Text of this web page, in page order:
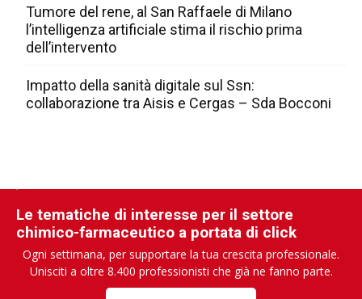
Tumore del rene, al San Raffaele di Milano
l’intelligenza artificiale stima il rischio prima
dell’intervento
Impatto della sanità digitale sul Ssn:
collaborazione tra Aisis e Cergas – Sda Bocconi
Le tematiche di interesse per il settore
chimico-farmaceutico a portata di click
Ogni settimana, per supportare la tua crescita professionale.
Unisciti a oltre 8.400 professionisti che già ne fanno parte.